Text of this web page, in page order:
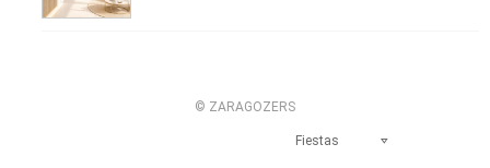
© ZARAGOZERS
Fiestas